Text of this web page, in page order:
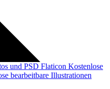
und PSD Flaticon Kostenlose
bearbeitbare Illustrationen